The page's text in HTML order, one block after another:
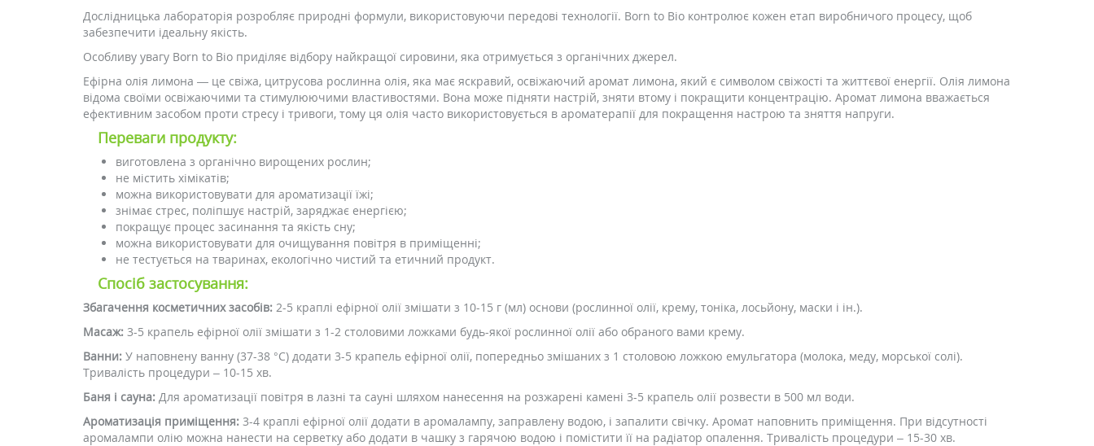
Дослідницька лабораторія розробляє природні формули, використовуючи передові технології. Born to Bio контролює кожен етап виробничого процесу, щоб
забезпечити ідеальну якість.
Особливу увагу Born to Bio приділяє відбору найкращої сировини, яка отримується з органічних джерел.
Ефірна олія лимона — це свіжа, цитрусова рослинна олія, яка має яскравий, освіжаючий аромат лимона, який є символом свіжості та життєвої енергії. Олія лимона
відома своїми освіжаючими та стимулюючими властивостями. Вона може підняти настрій, зняти втому і покращити концентрацію. Аромат лимона вважається
ефективним засобом проти стресу і тривоги, тому ця олія часто використовується в ароматерапії для покращення настрою та зняття напруги.
Переваги продукту:
виготовлена з органічно вирощених рослин;
не містить хімікатів;
можна використовувати для ароматизації їжі;
знімає стрес, поліпшує настрій, заряджає енергією;
покращує процес засинання та якість сну;
можна використовувати для очищування повітря в приміщенні;
не тестується на тваринах, екологічно чистий та етичний продукт.
Спосіб застосування:
Збагачення косметичних засобів: 2-5 краплі ефірної олії змішати з 10-15 г (мл) основи (рослинної олії, крему, тоніка, лосьйону, маски і ін.).
Масаж: 3-5 крапель ефірної олії змішати з 1-2 столовими ложками будь-якої рослинної олії або обраного вами крему.
Ванни: У наповнену ванну (37-38 °C) додати 3-5 крапель ефірної олії, попередньо змішаних з 1 столовою ложкою емульгатора (молока, меду, морської солі).
Тривалість процедури – 10-15 хв.
Баня і сауна: Для ароматизації повітря в лазні та сауні шляхом нанесення на розжарені камені 3-5 крапель олії розвести в 500 мл води.
Ароматизація приміщення: 3-4 краплі ефірної олії додати в аромалампу, заправлену водою, і запалити свічку. Аромат наповнить приміщення. При відсутності
аромалампи олію можна нанести на серветку або додати в чашку з гарячою водою і помістити її на радіатор опалення. Тривалість процедури – 15-30 хв.